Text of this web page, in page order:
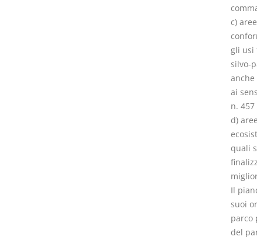
c)
gli usi
silvo-
ai
n.
d)
quali
Il
suoi
parco
del